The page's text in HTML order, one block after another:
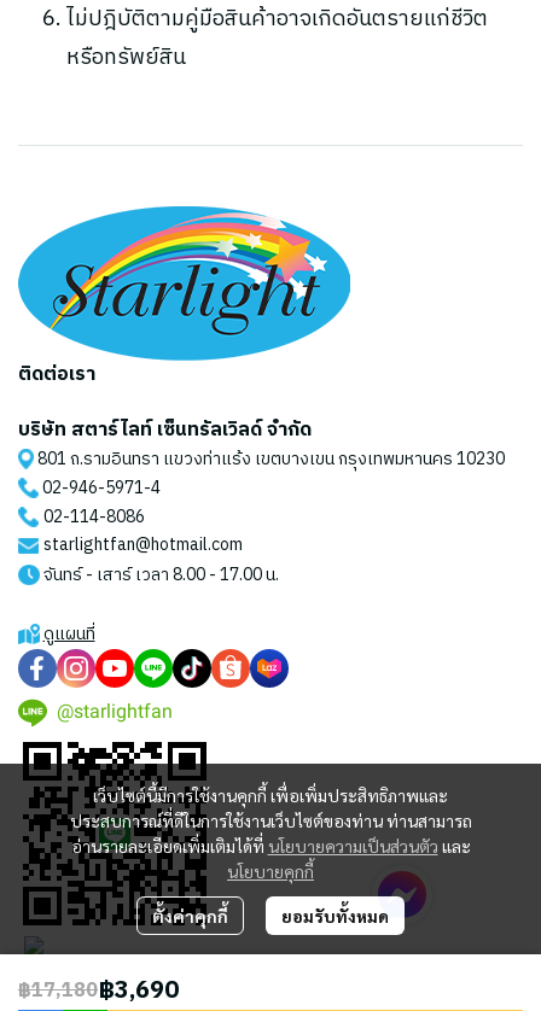
ไม่ปฎิบัติตามคู่มือสินค้าอาจเกิดอันตรายแก่ชีวิต
หรือทรัพย์สิน
฿17,180฿3,690
เว็บไซต์นี้มีการใช้งานคุกกี้ เพื่อเพิ่มประสิทธิภาพและ
ประสบการณ์ที่ดีในการใช้งานเว็บไซต์ของท่าน ท่านสามารถ
อ่านรายละเอียดเพิ่มเติมได้ที่ นโยบายความเป็นส่วนตัว และ
นโยบายคุกกี้
ตั้งค่าคุกกี้ ยอมรับทั้งหมด
ติดต่อเรา
บริษัท สตาร์ไลท์ เซ็นทรัลเวิลด์ จำกัด
801 ถ.รามอินทรา แขวงท่าแร้ง เขตบางเขน กรุงเทพมหานคร 10230
02-946-5971-4
02-114-8086
starlightfan@hotmail.com
จันทร์ - เสาร์ เวลา 8.00 - 17.00 น.
ดูแผนที่
@starlightfan